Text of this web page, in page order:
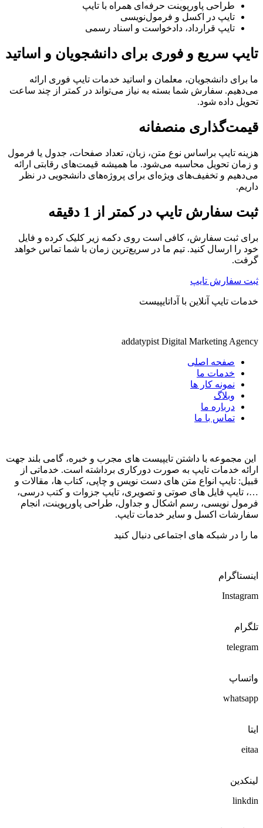
طراحی پاورپوینت حرفه‌ای همراه با تایپ
تایپ در اکسل و فرمول‌نویسی
تایپ قرارداد، دادخواست و اسناد رسمی
تایپ سریع و فوری برای دانشجویان و اساتید
ما برای دانشجویان، معلمان و اساتید خدمات تایپ فوری ارائه
می‌دهیم. سفارش شما بسته به نیاز می‌تواند در کمتر از چند ساعت
تحویل داده شود.
قیمت‌گذاری منصفانه
هزینه تایپ براساس نوع متن، زبان، تعداد صفحات، جدول یا فرمول
و زمان تحویل محاسبه می‌شود. ما همیشه قیمت‌های رقابتی ارائه
می‌دهیم و تخفیف‌های ویژه‌ای برای پروژه‌های دانشجویی در نظر
داریم.
ثبت سفارش تایپ در کمتر از 1 دقیقه
برای ثبت سفارش، کافی است روی دکمه زیر کلیک کرده و فایل
خود را ارسال کنید. تیم ما در سریع‌ترین زمان با شما تماس خواهد
گرفت.
ثبت سفارش تایپ
خدمات تایپ آنلاین با آداتایپیست
addatypist Digital Marketing Agency
صفحه اصلی
خدمات ما
نمونه کار ها
وبلاگ
درباره ما
تماس با ما
این مجموعه با داشتن تایپیست های مجرب و خبره، گامی بلند جهت
ارائه خدمات تایپ به صورت دورکاری برداشته است. خدماتی از
قبیل: تایپ انواع متن های دست نویس و چاپی، کتاب ها، مقالات و
…، تایپ فایل های صوتی و تصویری، تایپ جزوات و کتب درسی،
فرمول نویسی، رسم اشکال و جداول، طراحی پاورپوینت، انجام
سفارشات اکسل و سایر خدمات تایپ.
ما را در شبکه های اجتماعی دنبال کنید
اینستاگرام
Instagram
تلگرام
telegram
واتساپ
whatsapp
ایتا
eitaa
لینکدین
linkdin